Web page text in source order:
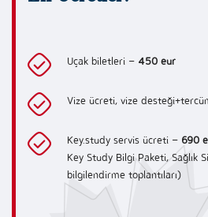
Uçak biletleri – 450 eur
Vize ücreti, vize
Key.study servis ücreti – 690
Key Study Bilgi Paketi, Sağlık
bilgilendirme toplantıları)